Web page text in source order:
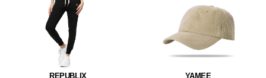
REPUBLIX
YAMEE